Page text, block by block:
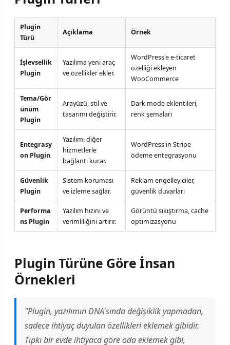
Plugin
Türü
Açıklama Örnek
İşlevsellik
Plugin
Yazılıma yeni araç
ve özellikler ekler.
WordPress'e e-ticaret
özelliği ekleyen
WooCommerce
Tema/Gör
ünüm
Plugin
Arayüzü, stil ve
tasarımı değiştirir.
Dark mode eklentileri,
renk şemaları
Entegrasy
on Plugin
Yazılımı diğer
hizmetlerle
bağlantı kurar.
WordPress'in Stripe
ödeme entegrasyonu
Güvenlik
Plugin
Sistem koruması
ve izleme sağlar.
Reklam engelleyiciler,
güvenlik duvarları
Performa
ns Plugin
Yazılım hızını ve
verimliliğini artırır.
Görüntü sıkıştırma, cache
optimizasyonu
Plugin Türüne Göre İnsan
Örnekleri
"Plugin, yazılımın DNA'sında değişiklik yapmadan,
sadece ihtiyaç duyulan özellikleri eklemek gibidir.
Tıpkı bir evde ihtiyaca göre oda eklemek gibi,